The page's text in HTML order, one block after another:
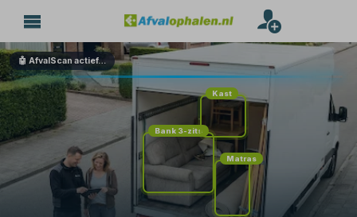
🤖 AfvalScan actief…
Bank 3-zits
Matras
Kast